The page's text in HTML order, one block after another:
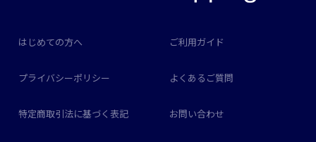
はじめての方へ ご利用ガイド
プライバシーポリシー よくあるご質問
特定商取引法に基づく表記 お問い合わせ